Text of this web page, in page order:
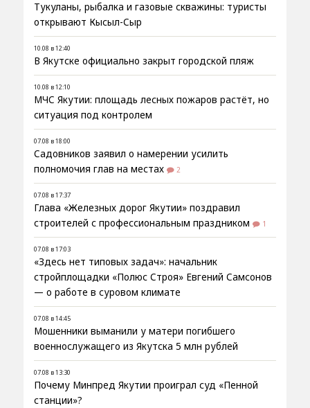
Тукуланы, рыбалка и газовые скважины: туристы
открывают Кысыл-Сыр
10.08 в 12:40
В Якутске официально закрыт городской пляж
10.08 в 12:10
МЧС Якутии: площадь лесных пожаров растёт, но
ситуация под контролем
07.08 в 18:00
Садовников заявил о намерении усилить
полномочия глав на местах
2
07.08 в 17:37
Глава «Железных дорог Якутии» поздравил
строителей с профессиональным праздником
1
07.08 в 17:03
«Здесь нет типовых задач»: начальник
стройплощадки «Полюс Строя» Евгений Самсонов
— о работе в суровом климате
07.08 в 14:45
Мошенники выманили у матери погибшего
военнослужащего из Якутска 5 млн рублей
07.08 в 13:30
Почему Минпред Якутии проиграл суд «Пенной
станции»?